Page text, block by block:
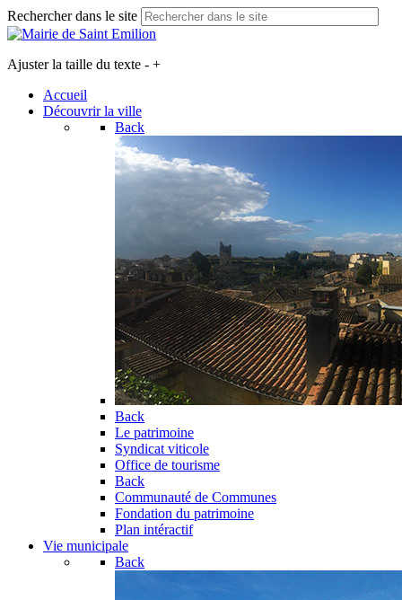
Rechercher dans le site
Ajuster la taille du texte - +
Accueil
Découvrir la ville
Back
Back
Le patrimoine
Syndicat viticole
Office de tourisme
Back
Communauté de Communes
Fondation du patrimoine
Plan intéractif
Vie municipale
Back